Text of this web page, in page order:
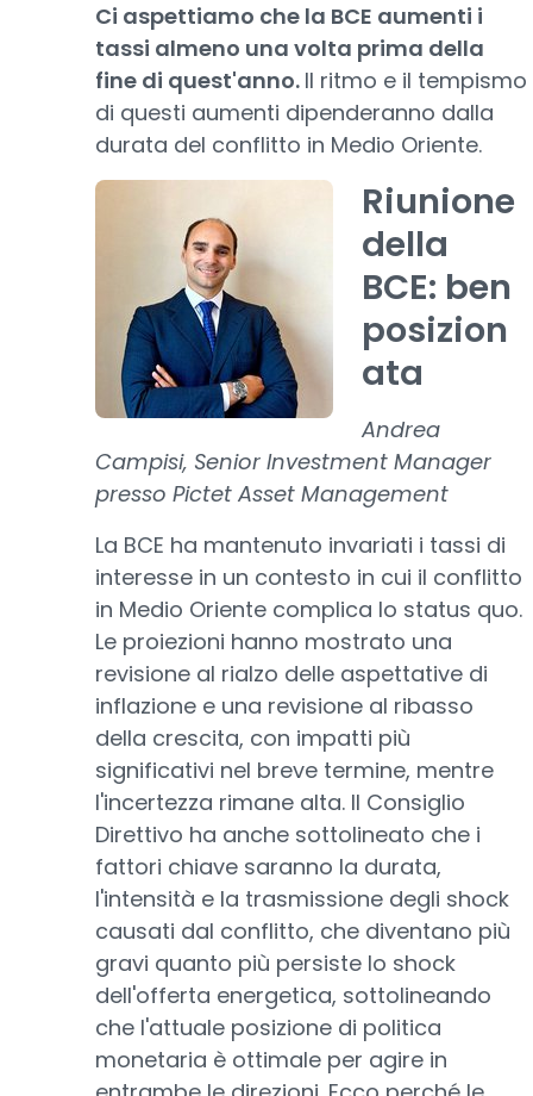
Ci aspettiamo che la BCE aumenti i
tassi almeno una volta prima della
fine di quest'anno. Il ritmo e il tempismo
di questi aumenti dipenderanno dalla
durata del conflitto in Medio Oriente.
Riunione
della
BCE: ben
posizion
ata
Andrea
Campisi, Senior Investment Manager
presso Pictet Asset Management
La BCE ha mantenuto invariati i tassi di
interesse in un contesto in cui il conflitto
in Medio Oriente complica lo status quo.
Le proiezioni hanno mostrato una
revisione al rialzo delle aspettative di
inflazione e una revisione al ribasso
della crescita, con impatti più
significativi nel breve termine, mentre
l'incertezza rimane alta. Il Consiglio
Direttivo ha anche sottolineato che i
fattori chiave saranno la durata,
l'intensità e la trasmissione degli shock
causati dal conflitto, che diventano più
gravi quanto più persiste lo shock
dell'offerta energetica, sottolineando
che l'attuale posizione di politica
monetaria è ottimale per agire in